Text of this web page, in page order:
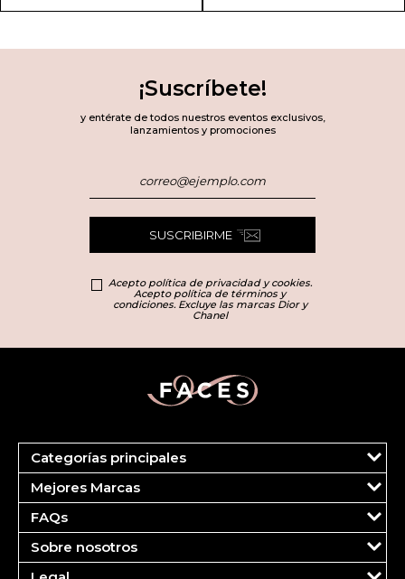
¡Suscríbete!
y entérate de todos nuestros eventos exclusivos,
lanzamientos y promociones
SUSCRIBIRME
Acepto política de privacidad y cookies.
Acepto política de términos y
condiciones. Excluye las marcas Dior y
Chanel
Categorías principales
Marcas
Dior
Más Vendidos
Fragancias
Maquillaje
Cuidado del Rostro
Mejores Marcas
Clinique
Estee Lauder
Carolina Herrera
Ver todas las marcas
FAQs
Tu cuenta
Pedidos
FAQS
Sobre nosotros
¿Quiénes somos?